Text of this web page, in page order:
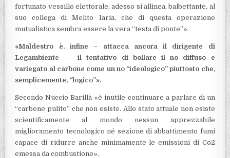
fortunato vessillo elettorale, adesso si allinea, balbettante, al
suo collega di Melito Iaria, che di questa operazione
mutualistica sembra essere la vera “testa di ponte”».
«Maldestro è, infine – attacca ancora il dirigente di
Legambiente – il tentativo di bollare il no diffuso e
variegato al carbone come un no “ideologico” piuttosto che,
semplicemente, “logico”».
Secondo Nuccio Barillà «è inutile continuare a parlare di un
“carbone pulito” che non esiste. Allo stato attuale non esiste
scientificamente al mondo nessun apprezzabile
miglioramento tecnologico né sezione di abbattimento fumi
capace di ridurre anche minimamente le emissioni di Co2
emessa da combustione».